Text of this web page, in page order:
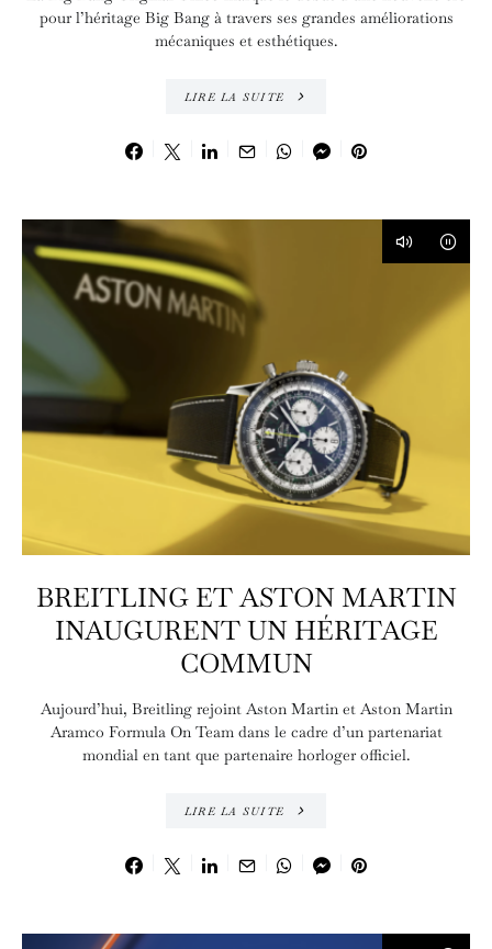
pour l’héritage Big Bang à travers ses grandes améliorations
mécaniques et esthétiques.
LIRE LA SUITE
BREITLING ET ASTON MARTIN
INAUGURENT UN HÉRITAGE
COMMUN
Aujourd’hui, Breitling rejoint Aston Martin et Aston Martin
Aramco Formula On Team dans le cadre d’un partenariat
mondial en tant que partenaire horloger officiel.
LIRE LA SUITE